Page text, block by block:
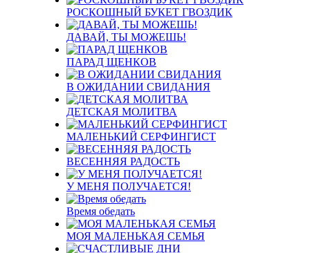
РОСКОШНЫЙ БУКЕТ ГВОЗДИК
ДАВАЙ, ТЫ МОЖЕШЬ!
ПАРАД ЩЕНКОВ
В ОЖИДАНИИ СВИДАНИЯ
ДЕТСКАЯ МОЛИТВА
МАЛЕНЬКИЙ СЕРФИНГИСТ
ВЕСЕННЯЯ РАДОСТЬ
У МЕНЯ ПОЛУЧАЕТСЯ!
Время обедать
МОЯ МАЛЕНЬКАЯ СЕМЬЯ